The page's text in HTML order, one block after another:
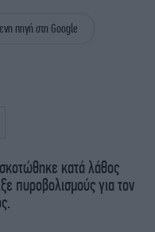
THE OCEAN
πηγή στη Google
σκοτώθηκε κατά λάθος
πυροβολισμούς για τον